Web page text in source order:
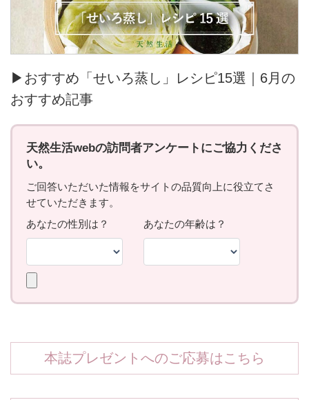
▶おすすめ「せいろ蒸し」レシピ15選｜6月の
おすすめ記事
本誌プレゼントへのご応募はこちら